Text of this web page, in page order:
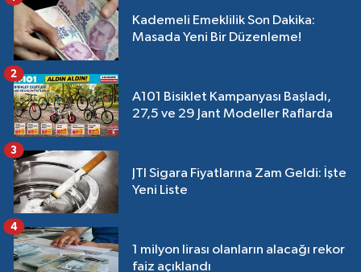
Kademeli Emeklilik Son Dakika:
Masada Yeni Bir Düzenleme!
A101 Bisiklet Kampanyası Başladı,
27,5 ve 29 Jant Modeller Raflarda
2
JTI Sigara Fiyatlarına Zam Geldi: İşte
Yeni Liste
3
1 milyon lirası olanların alacağı rekor
faiz açıklandı
4